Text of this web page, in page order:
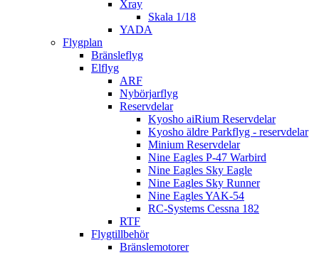
Xray
Skala 1/18
YADA
Flygplan
Bränsleflyg
Elflyg
ARF
Nybörjarflyg
Reservdelar
Kyosho aiRium Reservdelar
Kyosho äldre Parkflyg - reservdelar
Minium Reservdelar
Nine Eagles P-47 Warbird
Nine Eagles Sky Eagle
Nine Eagles Sky Runner
Nine Eagles YAK-54
RC-Systems Cessna 182
RTF
Flygtillbehör
Bränslemotorer